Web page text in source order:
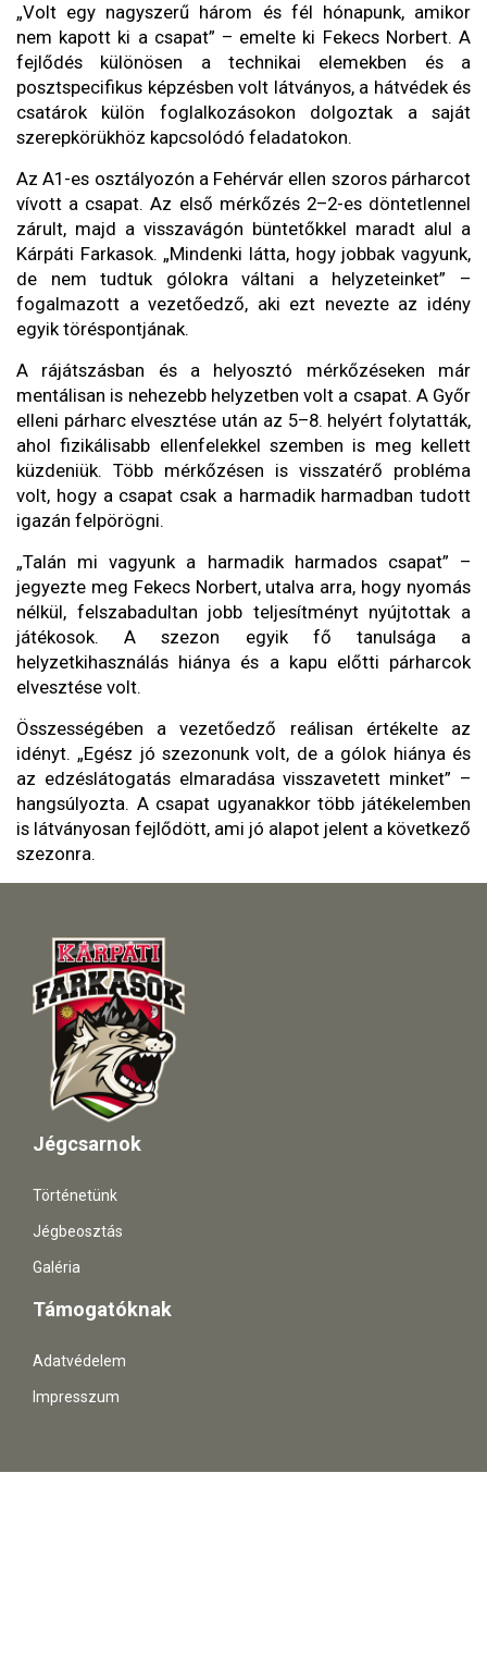
„Volt egy nagyszerű három és fél hónapunk, amikor
nem kapott ki a csapat” – emelte ki Fekecs Norbert. A
fejlődés különösen a technikai elemekben és a
posztspecifikus képzésben volt látványos, a hátvédek és
csatárok külön foglalkozásokon dolgoztak a saját
szerepkörükhöz kapcsolódó feladatokon.
Az A1-es osztályozón a Fehérvár ellen szoros párharcot
vívott a csapat. Az első mérkőzés 2–2-es döntetlennel
zárult, majd a visszavágón büntetőkkel maradt alul a
Kárpáti Farkasok. „Mindenki látta, hogy jobbak vagyunk,
de nem tudtuk gólokra váltani a helyzeteinket” –
fogalmazott a vezetőedző, aki ezt nevezte az idény
egyik töréspontjának.
A rájátszásban és a helyosztó mérkőzéseken már
mentálisan is nehezebb helyzetben volt a csapat. A Győr
elleni párharc elvesztése után az 5–8. helyért folytatták,
ahol fizikálisabb ellenfelekkel szemben is meg kellett
küzdeniük. Több mérkőzésen is visszatérő probléma
volt, hogy a csapat csak a harmadik harmadban tudott
igazán felpörögni.
„Talán mi vagyunk a harmadik harmados csapat” –
jegyezte meg Fekecs Norbert, utalva arra, hogy nyomás
nélkül, felszabadultan jobb teljesítményt nyújtottak a
játékosok. A szezon egyik fő tanulsága a
helyzetkihasználás hiánya és a kapu előtti párharcok
elvesztése volt.
Összességében a vezetőedző reálisan értékelte az
idényt. „Egész jó szezonunk volt, de a gólok hiánya és
az edzéslátogatás elmaradása visszavetett minket” –
hangsúlyozta. A csapat ugyanakkor több játékelemben
is látványosan fejlődött, ami jó alapot jelent a következő
szezonra.
Jégcsarnok
Történetünk
Jégbeosztás
Galéria
Támogatóknak
Adatvédelem
Impresszum